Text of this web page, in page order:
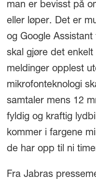
man er bevisst på
eller løper. Det er
og Google
skal gjøre det
meldinger opplest
mikrofonteknologi
samtaler mens 12
fyldig og kraftig
kommer i fargene
de har opp til ni
Fra Jabras